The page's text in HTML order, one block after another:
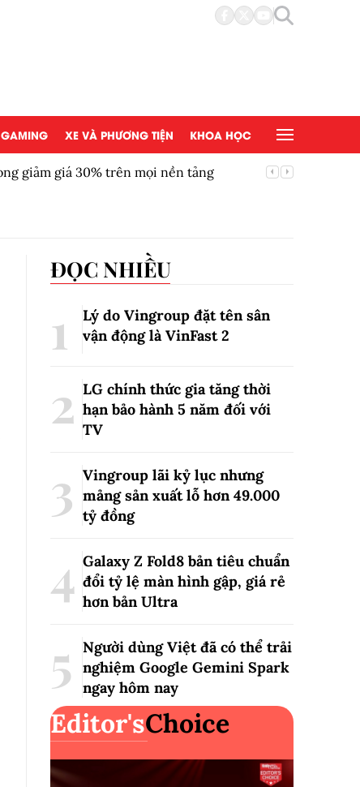
GAMING XE VÀ PHƯƠNG TIỆN KHOA HỌC
Chứng khoán 6/8: Ngân hàng và bán lẻ kéo
ĐỌC NHIỀU
Lý do Vingroup đặt tên sân
vận động là VinFast2
LG chính thức gia tăng thời
hạn bảo hành 5 năm đối với
TV
Vingroup lãi kỷ lục nhưng
mảng sản xuất lỗ hơn 49.000
tỷ đồng
Galaxy Z Fold8 bản tiêu chuẩn
đổi tỷ lệ màn hình gập, giá rẻ
hơn bản Ultra
Người dùng Việt đã có thể trải
nghiệm Google Gemini Spark
ngay hôm nay
Editor'sChoice